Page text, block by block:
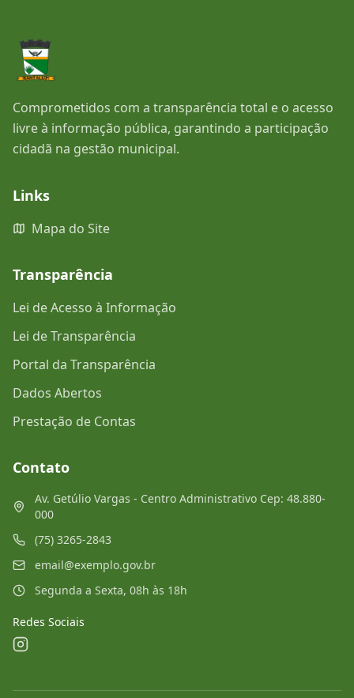
Comprometidos com a transparência total e o acesso
livre à informação pública, garantindo a participação
cidadã na gestão municipal.
Links
Mapa do Site
Transparência
Lei de Acesso à Informação
Lei de Transparência
Portal da Transparência
Dados Abertos
Prestação de Contas
Contato
Av. Getúlio Vargas - Centro Administrativo Cep: 48.880-
000
(75) 3265-2843
email@exemplo.gov.br
Segunda a Sexta, 08h às 18h
Redes Sociais